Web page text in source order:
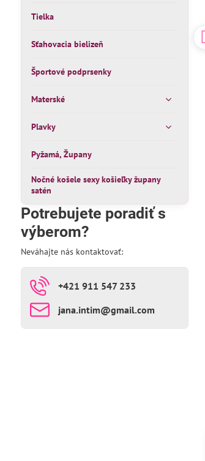
Tielka
Sťahovacia bielizeň
Športové podprsenky
Materské
Plavky
Pyžamá, Župany
Nočné košele sexy košieľky župany
satén
Potrebujete poradiť s
výberom?
Neváhajte nás kontaktovať:
+421 911 547 233
jana​.intim​@gmail​.com